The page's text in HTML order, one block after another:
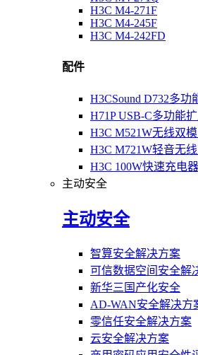
H3C M4-271F
H3C M4-245F
H3C M4-242FD
配件
H3CSound D732多功
H71P USB-C多功能
H3C M521W无线双
H3C M721W轻音无
H3C 100W快速充电器
主动安全
主动安全
智算安全解决方案
可信数据空间安全解
新华三国产化安全
AD-WAN安全解决方
零信任安全解决方案
云安全解决方案